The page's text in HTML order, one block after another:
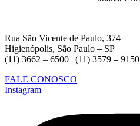
Rua São Vicente de Paulo, 374
Higienópolis, São Paulo – SP
(11) 3662 – 6500 | (11) 3579 – 9150
FALE CONOSCO
Instagram